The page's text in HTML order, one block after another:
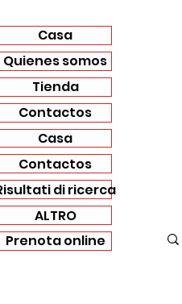
Casa
Quienes somos
Tienda
Contactos
Casa
Contactos
di ricerca
ALTRO
Prenota online